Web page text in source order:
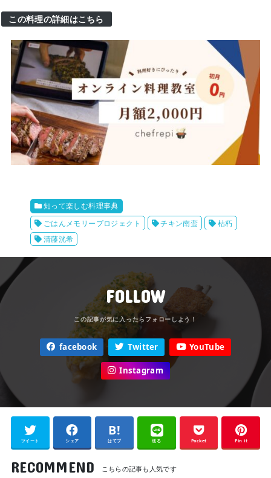
この料理の詳細はこちら
知って楽しむ料理事典
ごはんメモリープロジェクト
チキン南蛮
枯朽
清藤洸希
FOLLOW
facebook Twitter YouTube
Instagram
ツイート シェア はてブ 送る Pocket Pin it
RECOMMEND